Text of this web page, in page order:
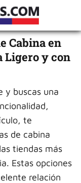
Cabina en
Ligero y con
y buscas una
te
de cabina
tiendas más
Estas opciones
relación